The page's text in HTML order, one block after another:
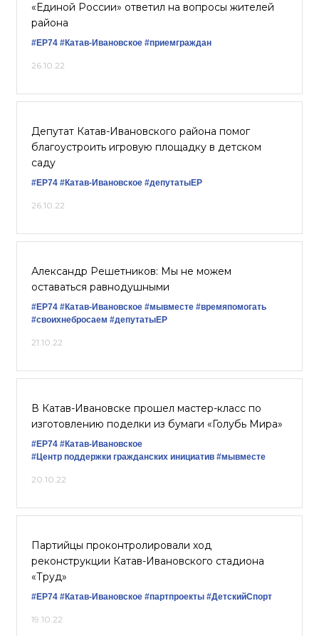
«Единой России» ответил на вопросы жителей
района
#ЕР74 #Катав-Ивановское #приемграждан
26.10.22
Депутат Катав-Ивановского района помог
благоустроить игровую площадку в детском
саду
#ЕР74 #Катав-Ивановское #депутатыЕР
26.10.22
Александр Решетников: Мы не можем
оставаться равнодушными
#ЕР74 #Катав-Ивановское #мывместе #времяпомогать
#своихнебросаем #депутатыЕР
21.10.22
В Катав-Ивановске прошел мастер-класс по
изготовлению поделки из бумаги «Голубь Мира»
#ЕР74 #Катав-Ивановское
#Центр поддержки гражданских инициатив #мывместе
20.10.22
Партийцы проконтролировали ход
реконструкции Катав-Ивановского стадиона
«Труд»
#ЕР74 #Катав-Ивановское #партпроекты #ДетскийСпорт
19.10.22